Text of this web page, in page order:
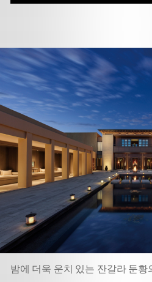
밤에 더욱 운치 있는 잔갈라 둔황